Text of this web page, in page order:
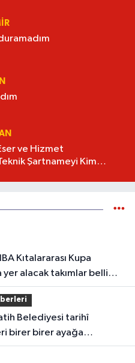
ve Hizmet
Şartnameyi Kim
yer alacak takımlar belli
birer birer ayağa